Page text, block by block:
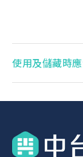
使用及儲藏時